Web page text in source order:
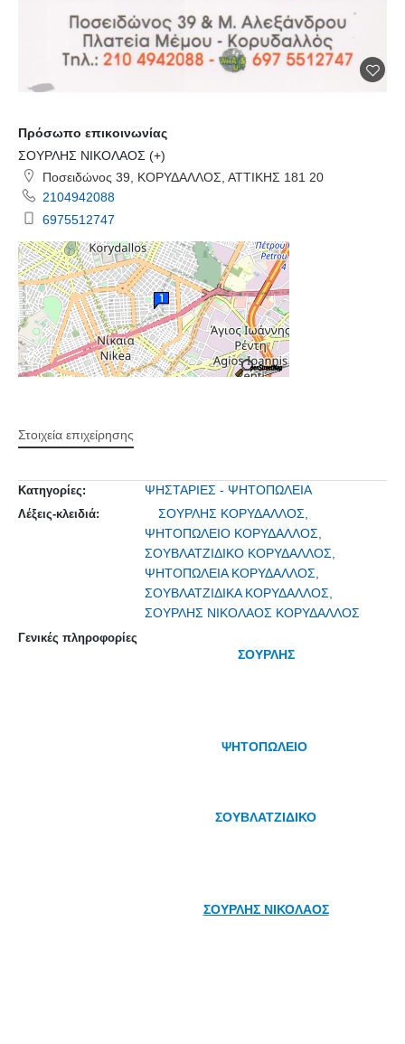
Πρόσωπο επικοινωνίας
ΣΟΥΡΛΗΣ ΝΙΚΟΛΑΟΣ (+)
Ποσειδώνος 39, ΚΟΡΥΔΑΛΛΟΣ, ΑΤΤΙΚΗΣ 181 20
2104942088
6975512747
Στοιχεία επιχείρησης
Κατηγορίες: ΨΗΣΤΑΡΙΕΣ - ΨΗΤΟΠΩΛΕΙΑ
Λέξεις-κλειδιά:
ΣΟΥΡΛΗΣ ΚΟΡΥΔΑΛΛΟΣ,
ΨΗΤΟΠΩΛΕΙΟ ΚΟΡΥΔΑΛΛΟΣ,
ΣΟΥΒΛΑΤΖΙΔΙΚΟ ΚΟΡΥΔΑΛΛΟΣ,
ΨΗΤΟΠΩΛΕΙΑ ΚΟΡΥΔΑΛΛΟΣ,
ΣΟΥΒΛΑΤΖΙΔΙΚΑ ΚΟΡΥΔΑΛΛΟΣ,
ΣΟΥΡΛΗΣ ΝΙΚΟΛΑΟΣ ΚΟΡΥΔΑΛΛΟΣ
Γενικές πληροφορίες
ΣΟΥΡΛΗΣ
ΨΗΤΟΠΩΛΕΙΟ
ΣΟΥΒΛΑΤΖΙΔΙΚΟ
ΣΟΥΡΛΗΣ ΝΙΚΟΛΑΟΣ